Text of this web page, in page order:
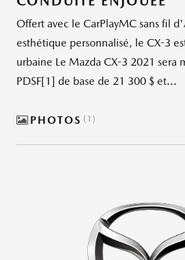
Offert avec le CarPlayMC sans fil
esthétique personnalisé, le CX-3
urbaine Le Mazda CX-3 2021 sera
PDSF[1] de base de 21 300 $ et...
PHOTOS 1